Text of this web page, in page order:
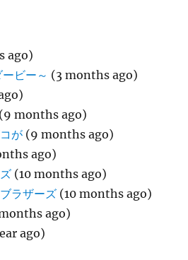
ago)
ビー～ (3 months ago)
(9 months ago)
が (9 months ago)
ago)
(10 months ago)
ラザーズ (10 months ago)
ago)
ago)